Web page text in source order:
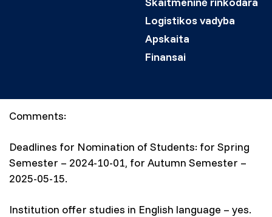
Logistikos vadyba
Apskaita
Finansai
Comments:
Deadlines for Nomination of Students: for Spring
Semester – 2024-10-01, for Autumn Semester –
2025-05-15.
Institution offer studies in English language – yes.